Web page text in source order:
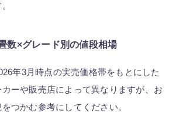
数×グレード別の値段相場
年3月時点の実売価格帯をもとにした
ーや販売店によって異なりますが、お
つかむ参考にしてください。